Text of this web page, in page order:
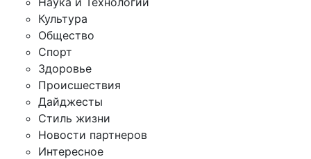
Культура
Общество
Спорт
Здоровье
Происшествия
Дайджесты
Стиль жизни
Новости партнеров
Интересное